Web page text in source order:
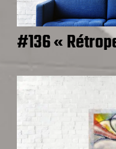
#136 «